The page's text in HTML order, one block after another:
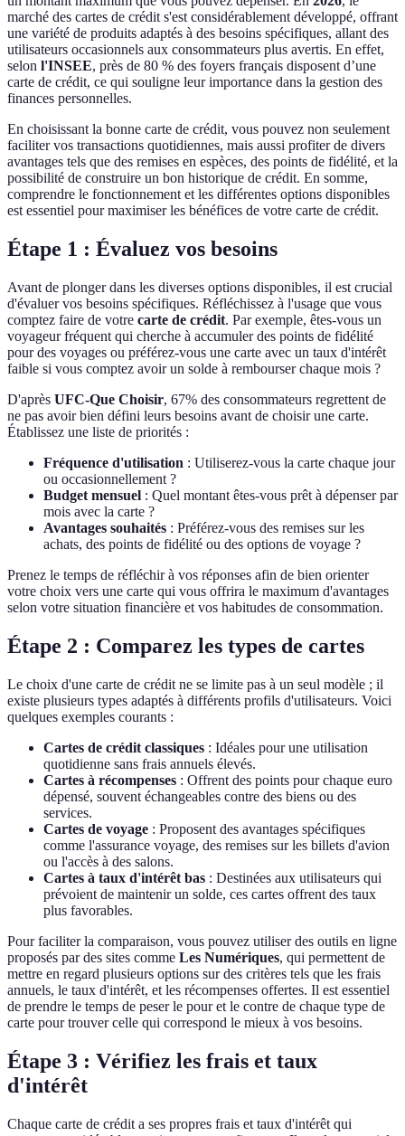
marché des cartes de crédit s'est considérablement développé, offrant
une variété de produits adaptés à des besoins spécifiques, allant des
utilisateurs occasionnels aux consommateurs plus avertis. En effet,
selon l'INSEE, près de 80 % des foyers français disposent d’une
carte de crédit, ce qui souligne leur importance dans la gestion des
finances personnelles.
En choisissant la bonne carte de crédit, vous pouvez non seulement
faciliter vos transactions quotidiennes, mais aussi profiter de divers
avantages tels que des remises en espèces, des points de fidélité, et la
possibilité de construire un bon historique de crédit. En somme,
comprendre le fonctionnement et les différentes options disponibles
est essentiel pour maximiser les bénéfices de votre carte de crédit.
Étape 1 : Évaluez vos besoins
Avant de plonger dans les diverses options disponibles, il est crucial
d'évaluer vos besoins spécifiques. Réfléchissez à l'usage que vous
comptez faire de votre carte de crédit. Par exemple, êtes-vous un
voyageur fréquent qui cherche à accumuler des points de fidélité
pour des voyages ou préférez-vous une carte avec un taux d'intérêt
faible si vous comptez avoir un solde à rembourser chaque mois ?
D'après UFC-Que Choisir, 67% des consommateurs regrettent de
ne pas avoir bien défini leurs besoins avant de choisir une carte.
Établissez une liste de priorités :
Fréquence d'utilisation : Utiliserez-vous la carte chaque jour
ou occasionnellement ?
Budget mensuel : Quel montant êtes-vous prêt à dépenser par
mois avec la carte ?
Avantages souhaités : Préférez-vous des remises sur les
achats, des points de fidélité ou des options de voyage ?
Prenez le temps de réfléchir à vos réponses afin de bien orienter
votre choix vers une carte qui vous offrira le maximum d'avantages
selon votre situation financière et vos habitudes de consommation.
Étape 2 : Comparez les types de cartes
Le choix d'une carte de crédit ne se limite pas à un seul modèle ; il
existe plusieurs types adaptés à différents profils d'utilisateurs. Voici
quelques exemples courants :
Cartes de crédit classiques : Idéales pour une utilisation
quotidienne sans frais annuels élevés.
Cartes à récompenses : Offrent des points pour chaque euro
dépensé, souvent échangeables contre des biens ou des
services.
Cartes de voyage : Proposent des avantages spécifiques
comme l'assurance voyage, des remises sur les billets d'avion
ou l'accès à des salons.
Cartes à taux d'intérêt bas : Destinées aux utilisateurs qui
prévoient de maintenir un solde, ces cartes offrent des taux
plus favorables.
Pour faciliter la comparaison, vous pouvez utiliser des outils en ligne
proposés par des sites comme Les Numériques, qui permettent de
mettre en regard plusieurs options sur des critères tels que les frais
annuels, le taux d'intérêt, et les récompenses offertes. Il est essentiel
de prendre le temps de peser le pour et le contre de chaque type de
carte pour trouver celle qui correspond le mieux à vos besoins.
Étape 3 : Vérifiez les frais et taux
d'intérêt
Chaque carte de crédit a ses propres frais et taux d'intérêt qui